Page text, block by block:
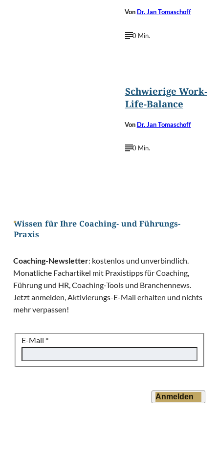
Von Dr. Jan Tomaschoff
0 Min.
Schwierige Work-
Life-Balance
Von Dr. Jan Tomaschoff
0 Min.
Wissen für Ihre Coaching- und Führungs-
Praxis
Coaching-Newsletter: kostenlos und unverbindlich.
Monatliche Fachartikel mit Praxistipps für Coaching,
Führung und HR, Coaching-Tools und Branchennews.
Jetzt anmelden, Aktivierungs-E-Mail erhalten und nichts
mehr verpassen!
E-Mail *
Anmelden